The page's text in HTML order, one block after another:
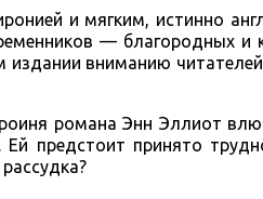
и мягким, истинно
— благородных
издании вниманию
романа Энн Эллиот
Ей предстоит принято